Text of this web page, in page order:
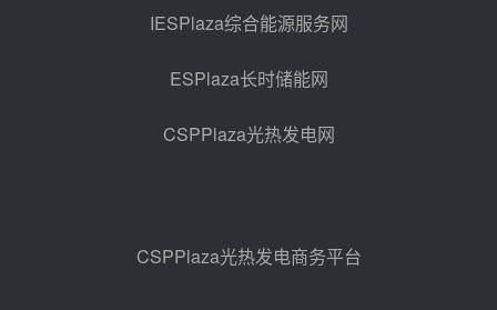
2026-2029年熔盐介质框架协议
中能建华中试研院中标重能新疆
100MW光热项目机组调试及性能
试验
昨天 08-05 10:41
格局
昨天 08-05 09:11
IESPlaza综合能源服务网
ESPlaza长时储能网
CSPPlaza光热发电网
CSPPlaza光热发电商务平台